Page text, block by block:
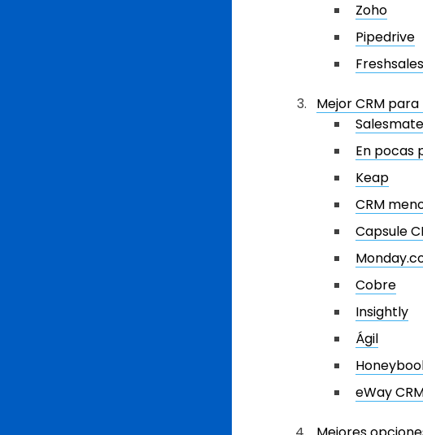
Zoho
Pipedrive
Freshsales
Mejor CRM
Salesmate
En pocas
Keap
CRM
Capsule
Cobre
Insightly
Ágil
eWay